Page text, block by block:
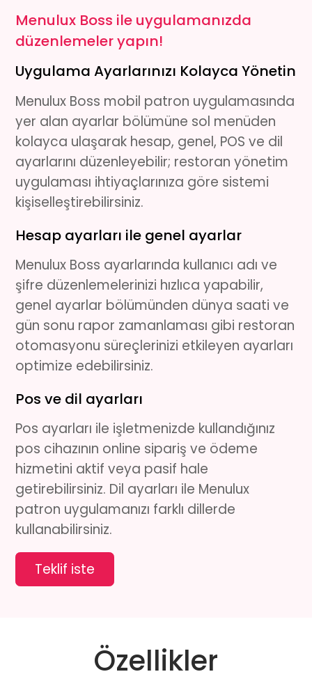
Menulux Boss ile uygulamanızda
düzenlemeler yapın!
Uygulama Ayarlarınızı Kolayca Yönetin
Menulux Boss mobil patron uygulamasında
yer alan ayarlar bölümüne sol menüden
kolayca ulaşarak hesap, genel, POS ve dil
ayarlarını düzenleyebilir; restoran yönetim
uygulaması ihtiyaçlarınıza göre sistemi
kişiselleştirebilirsiniz.
Hesap ayarları ile genel ayarlar
Menulux Boss ayarlarında kullanıcı adı ve
şifre düzenlemelerinizi hızlıca yapabilir,
genel ayarlar bölümünden dünya saati ve
gün sonu rapor zamanlaması gibi restoran
otomasyonu süreçlerinizi etkileyen ayarları
optimize edebilirsiniz.
Pos ve dil ayarları
Pos ayarları ile işletmenizde kullandığınız
pos cihazının online sipariş ve ödeme
hizmetini aktif veya pasif hale
getirebilirsiniz. Dil ayarları ile Menulux
patron uygulamanızı farklı dillerde
kullanabilirsiniz.
Teklif iste
Özellikler